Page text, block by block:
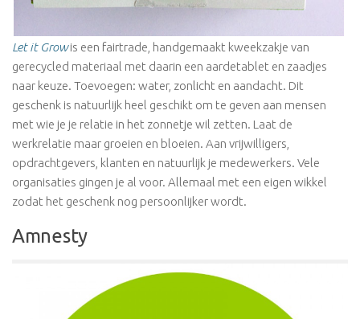
Let it Growis een fairtrade, handgemaakt kweekzakje van
gerecycled materiaal met daarin een aardetablet en zaadjes
naar keuze. Toevoegen: water, zonlicht en aandacht. Dit
geschenk is natuurlijk heel geschikt om te geven aan mensen
met wie je je relatie in het zonnetje wil zetten. Laat de
werkrelatie maar groeien en bloeien. Aan vrijwilligers,
opdrachtgevers, klanten en natuurlijk je medewerkers. Vele
organisaties gingen je al voor. Allemaal met een eigen wikkel
zodat het geschenk nog persoonlijker wordt.
Amnesty